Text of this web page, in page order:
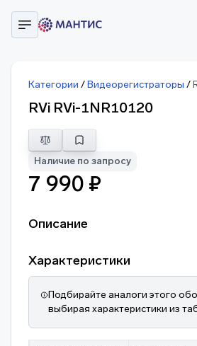
Категории /Видеорегистраторы /
RVi RVi-1NR10120
Наличие по запросу
7 990 ₽
Описание
Характеристики
Подбирайте аналоги этого
выбирая характеристики из